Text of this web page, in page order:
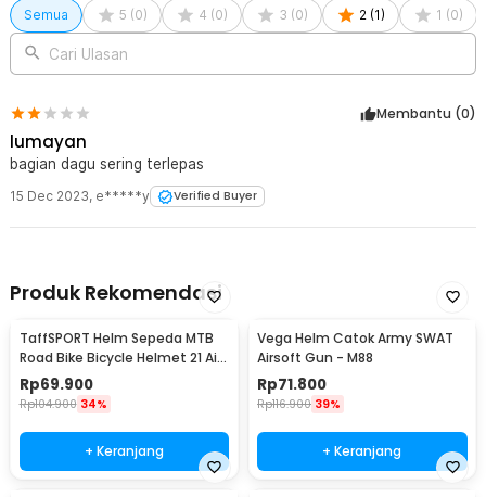
Semua 5 (0) 4 (0) 3 (0) 2 (1 ) 1 (0)
Cari Ulasan
Membantu (0)
lumayan
bagian dagu sering terlepas
15 Dec 2023, e*****y Verified Buyer
Produk Rekomendasi
TaffSPORT Helm Sepeda MTB
Road Bike Bicycle Helmet 21 Air
Vent - X10
Rp69.900
Rp104.900 34%
+ Keranjang
Vega Helm Catok Army SWAT
Airsoft Gun - M88
Rp71.800
Rp116.900 39%
+ Keranjang